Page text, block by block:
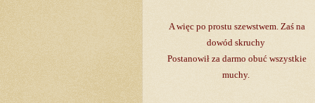
A więc po prostu szewstwem. Zaś na
dowód skruchy
Postanowił za darmo obuć wszystkie
muchy.